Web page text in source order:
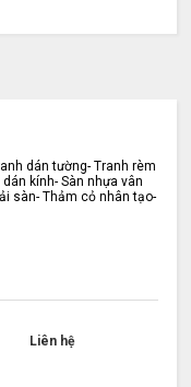
dán tường- Tranh rèm
kính- Sàn nhựa vân
sàn- Thảm cỏ nhân tạo-
Liên hệ